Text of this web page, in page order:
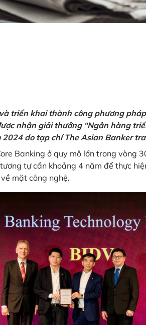
triển khai thành công phương
nhận giải thưởng “Ngân hàng
do tạp chí The Asian Banker
Banking ở quy mô lớn trong vòng
tự cần khoảng 4 năm để thực
mặt công nghệ.